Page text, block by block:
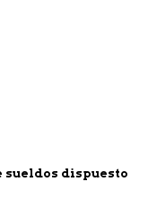
sueldos dispuesto